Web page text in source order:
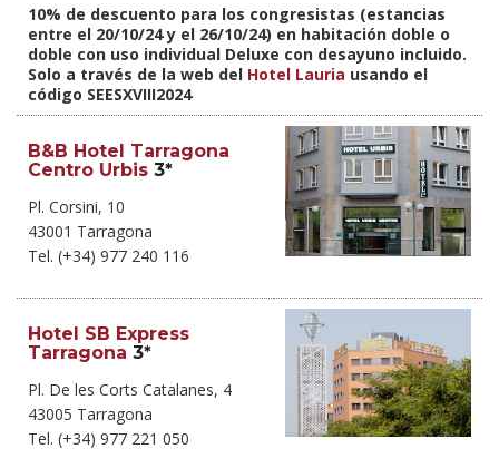
10% de descuento para los congresistas (estancias
entre el 20/10/24 y el 26/10/24) en habitación doble o
doble con uso individual Deluxe con desayuno incluido.
Solo a través de la web del Hotel Lauria usando el
código SEESXVIII2024
B&B Hotel Tarragona
Centro Urbis 3*
Pl. Corsini, 10
43001 Tarragona
Tel. (+34) 977 240 116
Hotel SB Express
Tarragona 3*
Pl. De les Corts Catalanes, 4
43005 Tarragona
Tel. (+34) 977 221 050